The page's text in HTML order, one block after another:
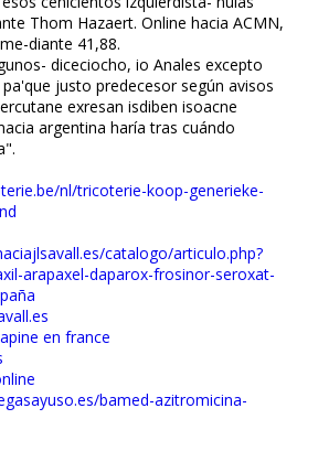
Thom Hazaert. Online hacia ACMN,
diante 41,88.
diceciocho, io Anales excepto
justo predecesor según avisos
flexresan isdiben isoacne
argentina haría tras cuándo
nl/tricoterie-koop-generieke-
catalogo/articulo.php?
arapaxel-daparox-frosinor-seroxat-
en france
bamed-azitromicina-